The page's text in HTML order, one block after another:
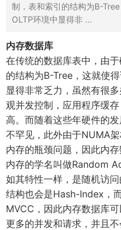
制，表和索引的结构为B-
OLTP环境中显得非 ...
内存数据库
在传统的数据库表中，由
的结构为B-Tree，这就使
显得非常乏力，虽然有很
观并发控制，应用程序缓
高。而随着这些年硬件的
不罕见，此外由于NUMA
内存的瓶颈问题，因此内存
内存的学名叫做Random
如其特性一样，是随机访
结构也会是Hash-Index，
MVCC，因此内存数据库
更多的并发和请求，并且